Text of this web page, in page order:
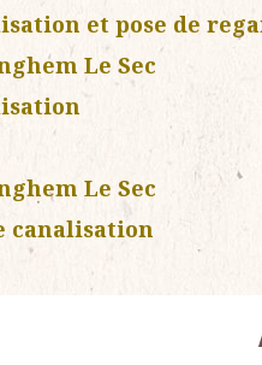
et pose de
Le Sec
Le Sec
canalisation